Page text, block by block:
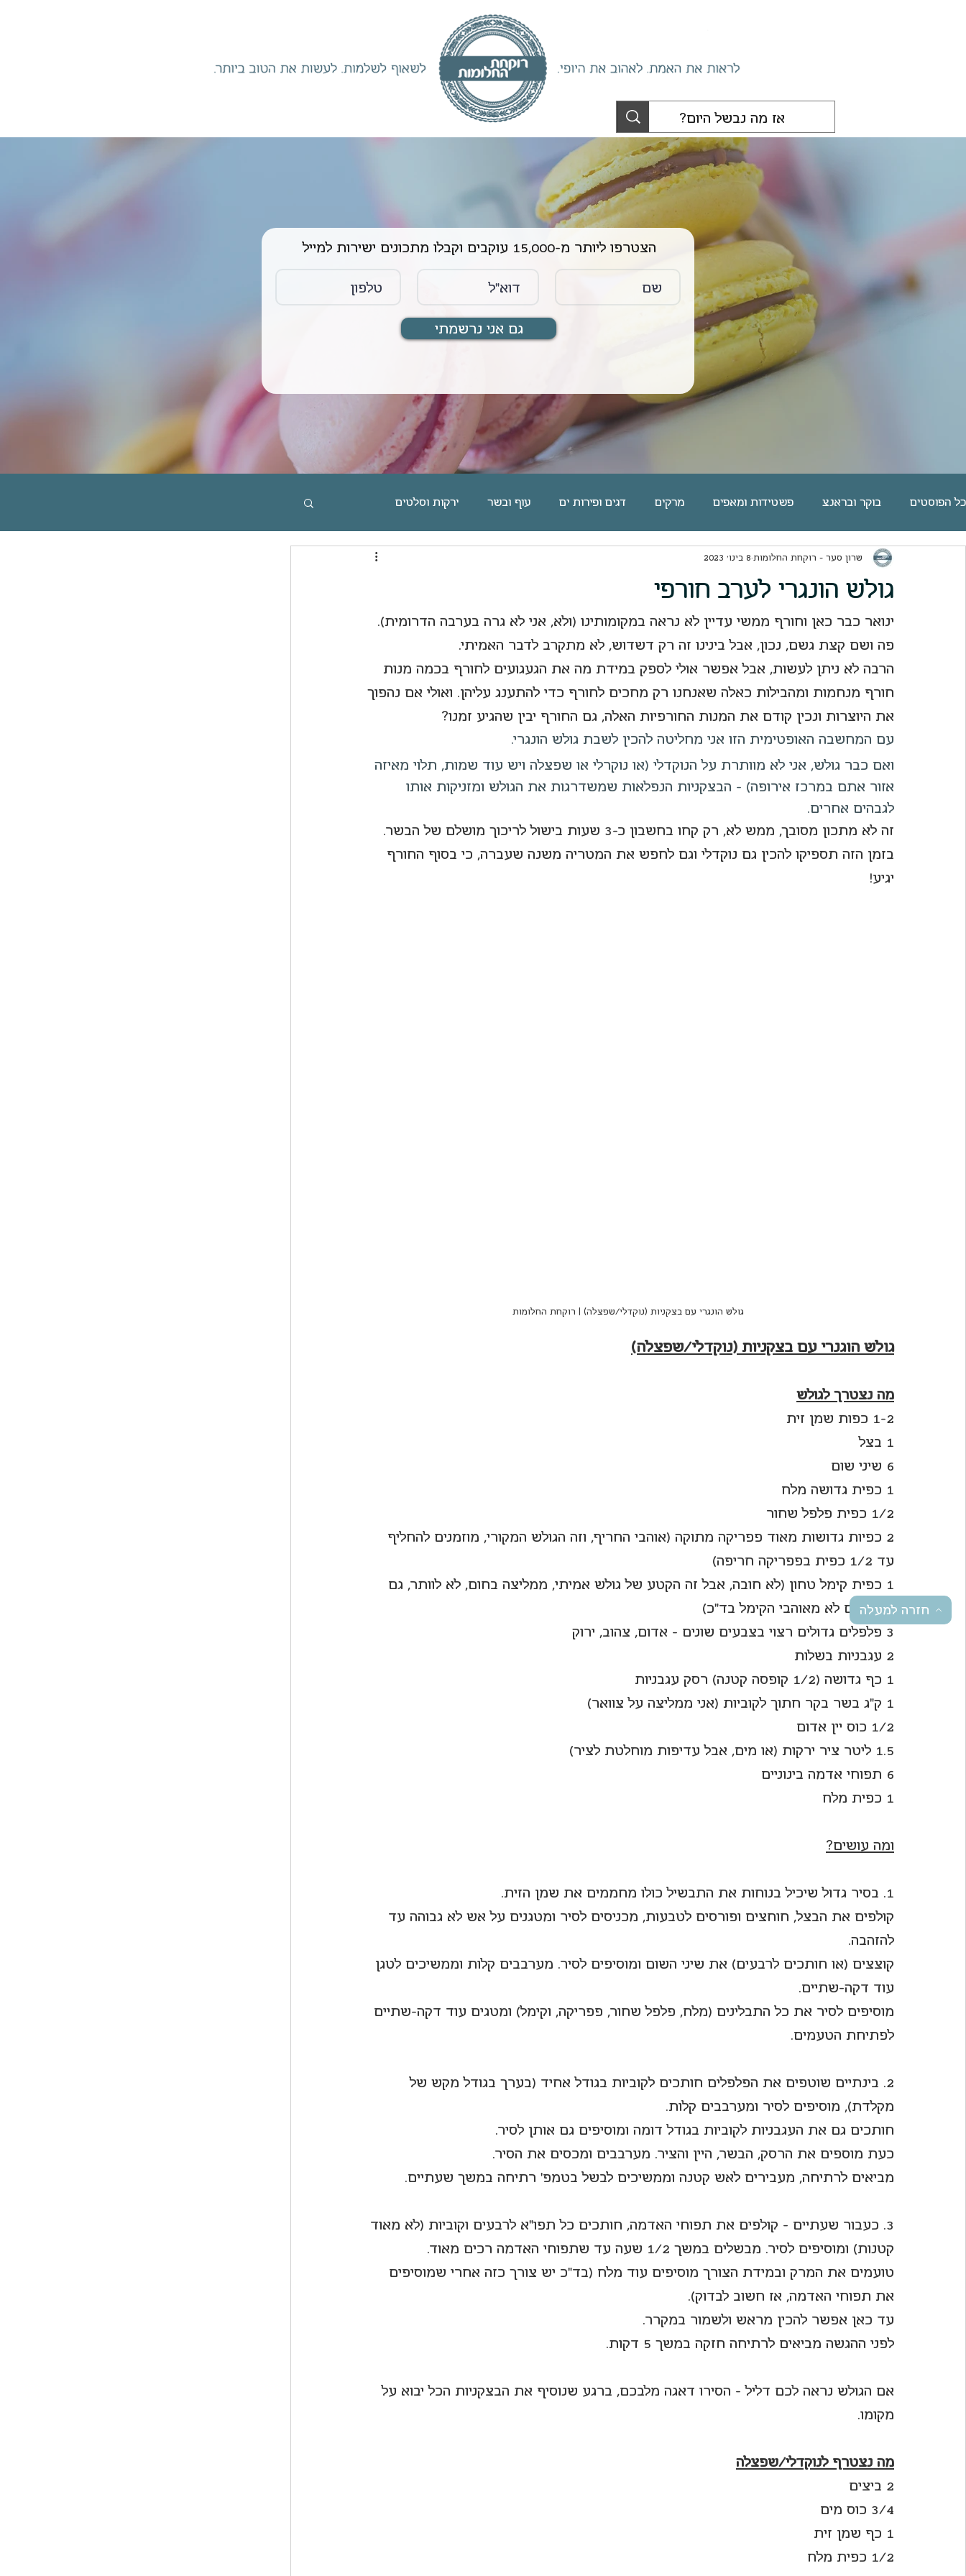
חזרה למעלה
הצטרפו ליותר מ-15,000 עוקבים וקבלו מתכונים ישירות למייל
גם אני נרשמתי
כל הפוסטים בוקר ובראנצ פשטידות ומאפים מרקים דגים ופירות ים עוף ובשר ירקות וסלטים
פסטה אורז דגנים קטניות שוקולד מאפי שמרים | לחמים
פאי וטארט מאפינס ועוגות בחושות ארוחות ערוכות מארחת ומתארחת מתנות לחיים בלוג אוכל
לחיות את פורטו
גולש הונגרי לערב חורפי
שרון סער - רוקחת החלומות 8 בינו׳ 2023
ינואר כבר כאן וחורף ממשי עדיין לא נראה במקומותינו (ולא, אני לא גרה בערבה הדרומית).
פה ושם קצת גשם, נכון, אבל בינינו זה רק דשדוש, לא מתקרב לדבר האמיתי.
הרבה לא ניתן לעשות, אבל אפשר אולי לספק במידת מה את הגעגועים לחורף בכמה מנות
חורף מנחמות ומהבילות כאלה שאנחנו רק מחכים לחורף כדי להתענג עליהן. ואולי אם נהפוך
את היוצרות ונכין קודם את המנות החורפיות האלה, גם החורף יבין שהגיע זמנו?
עם המחשבה האופטימית הזו אני מחליטה להכין לשבת גולש הונגרי.
ואם כבר גולש, אני לא מוותרת על הנוקדלי (או נוקרלי או שפצלה ויש עוד שמות, תלוי מאיזה
אזור אתם במרכז אירופה) - הבצקניות הנפלאות שמשדרגות את הגולש ומזניקות אותו
לגבהים אחרים.
זה לא מתכון מסובך, ממש לא, רק קחו בחשבון כ-3 שעות בישול לריכוך מושלם של הבשר.
בזמן הזה תספיקו להכין גם נוקדלי וגם לחפש את המטריה משנה שעברה, כי בסוף החורף
יגיע!
גולש הונגרי עם בצקניות (נוקדלי/שפצלה) | רוקחת החלומות
גולש הוגנרי עם בצקניות (נוקדלי/שפצלה)
מה נצטרך לגולש
1-2 כפות שמן זית
1 בצל
6 שיני שום
1 כפית גדושה מלח
1/2 כפית פלפל שחור
2 כפיות גדושות מאוד פפריקה מתוקה (אוהבי החריף, וזה הגולש המקורי, מוזמנים להחליף
עד 1/2 כפית בפפריקה חריפה)
1 כפית קימל טחון (לא חובה, אבל זה הקטע של גולש אמיתי, ממליצה בחום, לא לוותר, גם
אם אתם לא מאוהבי הקימל בד"כ)
3 פלפלים גדולים רצוי בצבעים שונים - אדום, צהוב, ירוק
2 עגבניות בשלות
1 כף גדושה (1/2 קופסה קטנה) רסק עגבניות
1 ק"ג בשר בקר חתוך לקוביות (אני ממליצה על צוואר)
1/2 כוס יין אדום
1.5 ליטר ציר ירקות (או מים, אבל עדיפות מוחלטת לציר)
6 תפוחי אדמה בינוניים
1 כפית מלח
ומה עושים?
1. בסיר גדול שיכיל בנוחות את התבשיל כולו מחממים את שמן הזית.
קולפים את הבצל, חוחצים ופורסים לטבעות, מכניסים לסיר ומטגנים על אש לא גבוהה עד
להזהבה.
קוצצים (או חותכים לרבעים) את שיני השום ומוסיפים לסיר. מערבבים קלות וממשיכים לטגן
עוד דקה-שתיים.
מוסיפים לסיר את כל התבלינים (מלח, פלפל שחור, פפריקה, וקימל) ומטגים עוד דקה-שתיים
לפתיחת הטעמים.
2. בינתיים שוטפים את הפלפלים חותכים לקוביות בגודל אחיד (בערך בגודל מקש של
מקלדת), מוסיפים לסיר ומערבבים קלות.
חותכים גם את העגבניות לקוביות בגודל דומה ומוסיפים גם אותן לסיר.
כעת מוספים את הרסק, הבשר, היין והציר. מערבבים ומכסים את הסיר.
מביאים לרתיחה, מעבירים לאש קטנה וממשיכים לבשל בטמפ' רתיחה במשך שעתיים.
3. כעבור שעתיים - קולפים את תפוחי האדמה, חותכים כל תפו"א לרבעים וקוביות (לא מאוד
קטנות) ומוסיפים לסיר. מבשלים במשך 1/2 שעה עד שתפוחי האדמה רכים מאוד.
טועמים את המרק ובמידת הצורך מוסיפים עוד מלח (בד"כ יש צורך כזה אחרי שמוסיפים
את תפוחי האדמה, אז חשוב לבדוק).
עד כאן אפשר להכין מראש ולשמור במקרר.
לפני ההגשה מביאים לרתיחה חזקה במשך 5 דקות.
אם הגולש נראה לכם דליל - הסירו דאגה מלבכם, ברגע שנוסיף את הבצקניות הכל יבוא על
מקומו.
מה נצטרף לנוקדלי/שפצלה
2 ביצים
3/4 כוס מים
1 כף שמן זית
1/2 כפית מלח